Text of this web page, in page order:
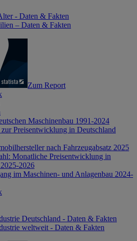
- Daten & Fakten
– Daten & Fakten
Zum Report
Maschinenbau 1991-2024
Preisentwicklung in Deutschland
nach Fahrzeugabsatz 2025
Monatliche Preisentwicklung in
2026
im Maschinen- und Anlagenbau 2024-
Deutschland - Daten & Fakten
weltweit - Daten & Fakten